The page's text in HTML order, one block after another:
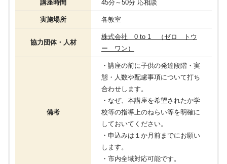
講座時間 45分～50分 応相談
実施場所 各教室
協力団体・人材
株式会社 0 to 1 （ゼロ トウ
ー ワン）
備考
・講座の前に子供の発達段階・実
態・人数や配慮事項について打ち
合わせします。
・なぜ、本講座を希望されたか学
校等の指導上のねらい等を明確に
しておいてください。
・申込みは１か月前までにお願い
します。
・市内全域対応可能です。